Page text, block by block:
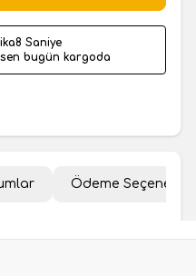
7 Saniye
bugün kargoda
Ödeme